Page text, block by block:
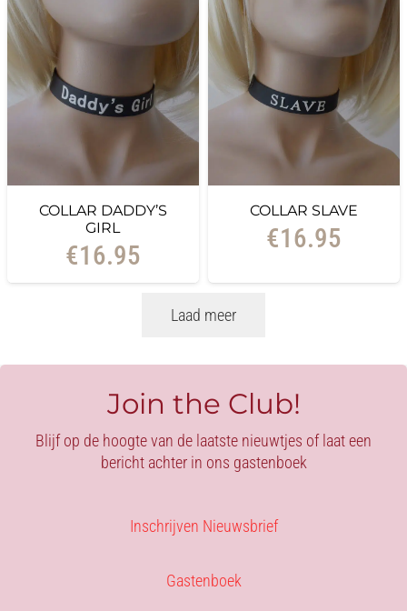
COLLAR DADDY’S
GIRL
€16.95
COLLAR SLAVE
€16.95
Laad meer
Join the Club!
Blijf op de hoogte van de laatste nieuwtjes of laat een
bericht achter in ons gastenboek
Inschrijven Nieuwsbrief
Gastenboek